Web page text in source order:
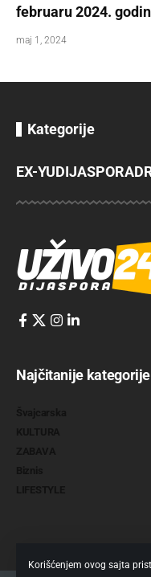
Korišćenjem ovog sajta
februaru 2024.
maj 1, 2024
Kategorije
EX-YUDIJASPORA
Najčitanije kategorije